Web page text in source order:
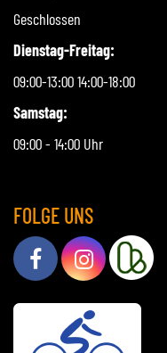
Geschlossen
Dienstag-Freitag:
09:00-13:00 14:00-18:00
Samstag:
09:00 - 14:00 Uhr
FOLGE UNS